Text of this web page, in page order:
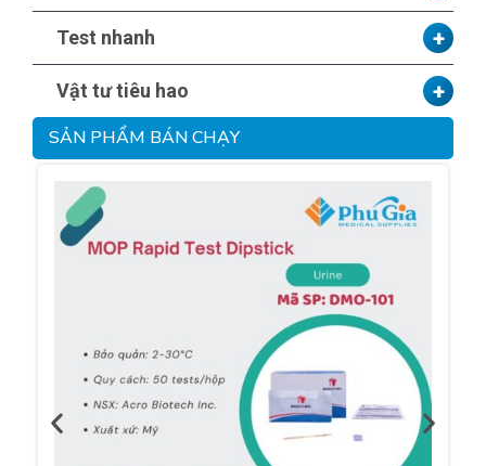
+
Test nhanh
+
Vật tư tiêu hao
SẢN PHẨM BÁN CHẠY